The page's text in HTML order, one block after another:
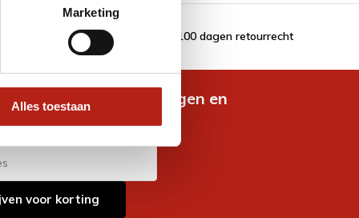
Marketing
Alles toestaan
100 dagen retourrecht
nieuwste aanbiedingen en
voor korting